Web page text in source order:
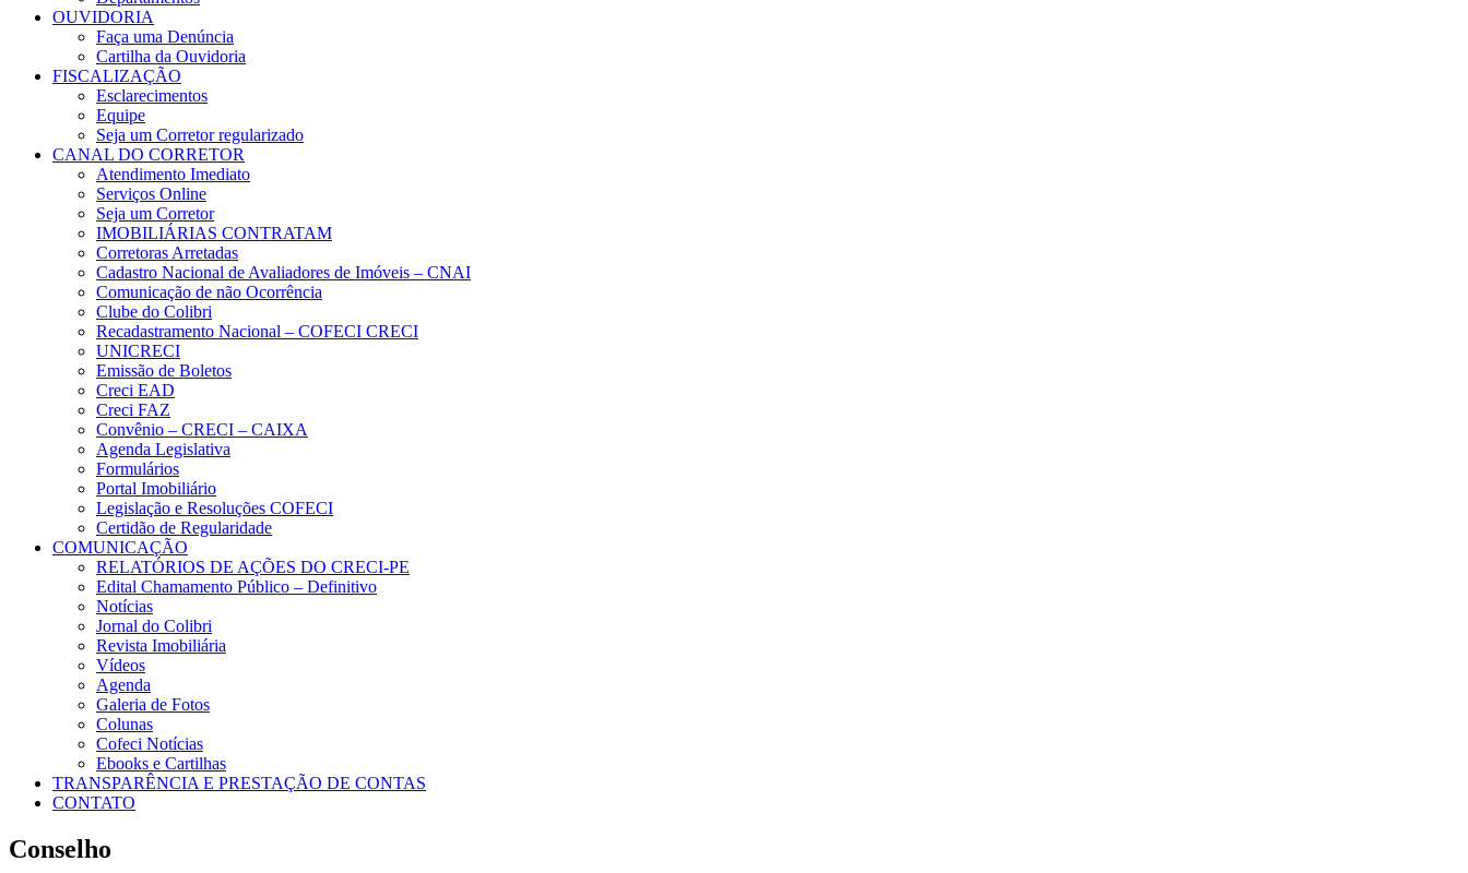
OUVIDORIA
Faça uma Denúncia
Cartilha da Ouvidoria
FISCALIZAÇÃO
Esclarecimentos
Equipe
Seja um Corretor regularizado
CANAL DO CORRETOR
Atendimento Imediato
Serviços Online
Seja um Corretor
IMOBILIÁRIAS CONTRATAM
Corretoras Arretadas
Cadastro Nacional de Avaliadores de Imóveis – CNAI
Comunicação de não Ocorrência
Clube do Colibri
Recadastramento Nacional – COFECI CRECI
UNICRECI
Emissão de Boletos
Creci EAD
Creci FAZ
Convênio – CRECI – CAIXA
Agenda Legislativa
Formulários
Portal Imobiliário
Legislação e Resoluções COFECI
Certidão de Regularidade
COMUNICAÇÃO
RELATÓRIOS DE AÇÕES DO CRECI-PE
Edital Chamamento Público – Definitivo
Notícias
Jornal do Colibri
Revista Imobiliária
Vídeos
Agenda
Galeria de Fotos
Colunas
Cofeci Notícias
Ebooks e Cartilhas
TRANSPARÊNCIA E PRESTAÇÃO DE CONTAS
CONTATO
Conselho